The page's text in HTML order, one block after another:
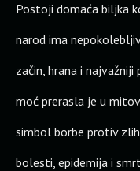
Postoji domaća biljka
narod ima
začin, hrana i
moć prerasla je u
simbol borbe protiv
bolesti, epidemija i